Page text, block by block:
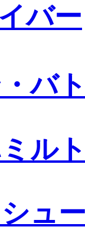
バー
バ
ル
ュ